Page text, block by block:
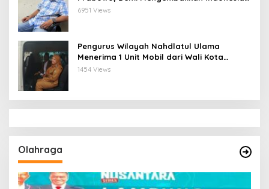
Menjadi Macan Asia
6951 Views
Pengurus Wilayah Nahdlatul Ulama
Menerima 1 Unit Mobil dari Wali Kota
Bandar Lampung
1454 Views
Olahraga